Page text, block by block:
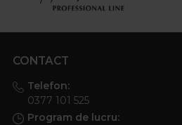
CONTACT
Telefon:
0377 101 525
Program de lucru: